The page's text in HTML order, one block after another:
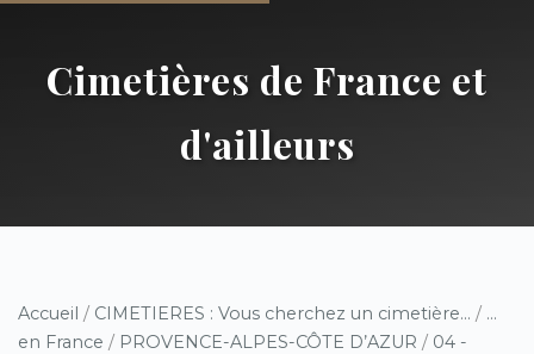
Cimetières de France et
d'ailleurs
Accueil / CIMETIERES : Vous cherchez un cimetière... / ...
en France / PROVENCE-ALPES-CÔTE D’AZUR / 04 -